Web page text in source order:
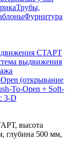
Трубы,
Фурнитура
СТАРТ
выдвижения
(открывание
To-Open + Soft-
3-D
высота
глубина 500 мм,